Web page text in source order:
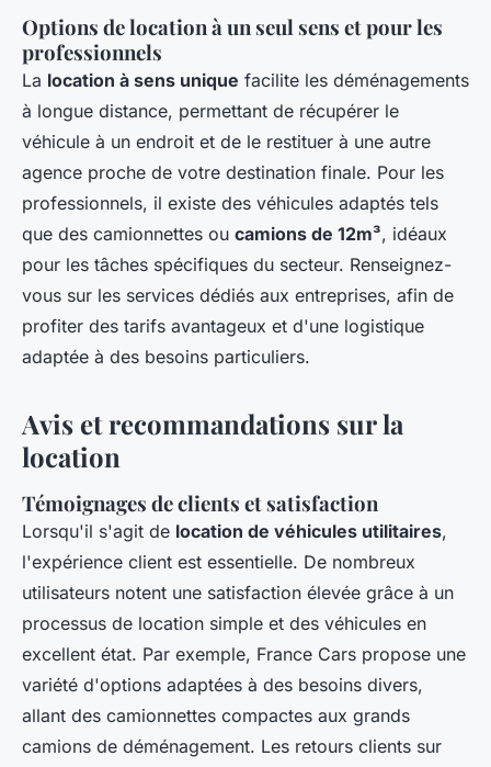
Options de location à un seul sens et pour les
professionnels
La location à sens unique facilite les déménagements
à longue distance, permettant de récupérer le
véhicule à un endroit et de le restituer à une autre
agence proche de votre destination finale. Pour les
professionnels, il existe des véhicules adaptés tels
que des camionnettes ou camions de 12m³, idéaux
pour les tâches spécifiques du secteur. Renseignez-
vous sur les services dédiés aux entreprises, afin de
profiter des tarifs avantageux et d'une logistique
adaptée à des besoins particuliers.
Avis et recommandations sur la
location
Témoignages de clients et satisfaction
Lorsqu'il s'agit de location de véhicules utilitaires,
l'expérience client est essentielle. De nombreux
utilisateurs notent une satisfaction élevée grâce à un
processus de location simple et des véhicules en
excellent état. Par exemple, France Cars propose une
variété d'options adaptées à des besoins divers,
allant des camionnettes compactes aux grands
camions de déménagement. Les retours clients sur